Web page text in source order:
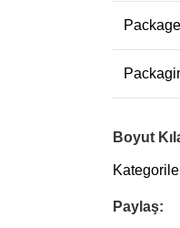
Boyut
Paylaş: